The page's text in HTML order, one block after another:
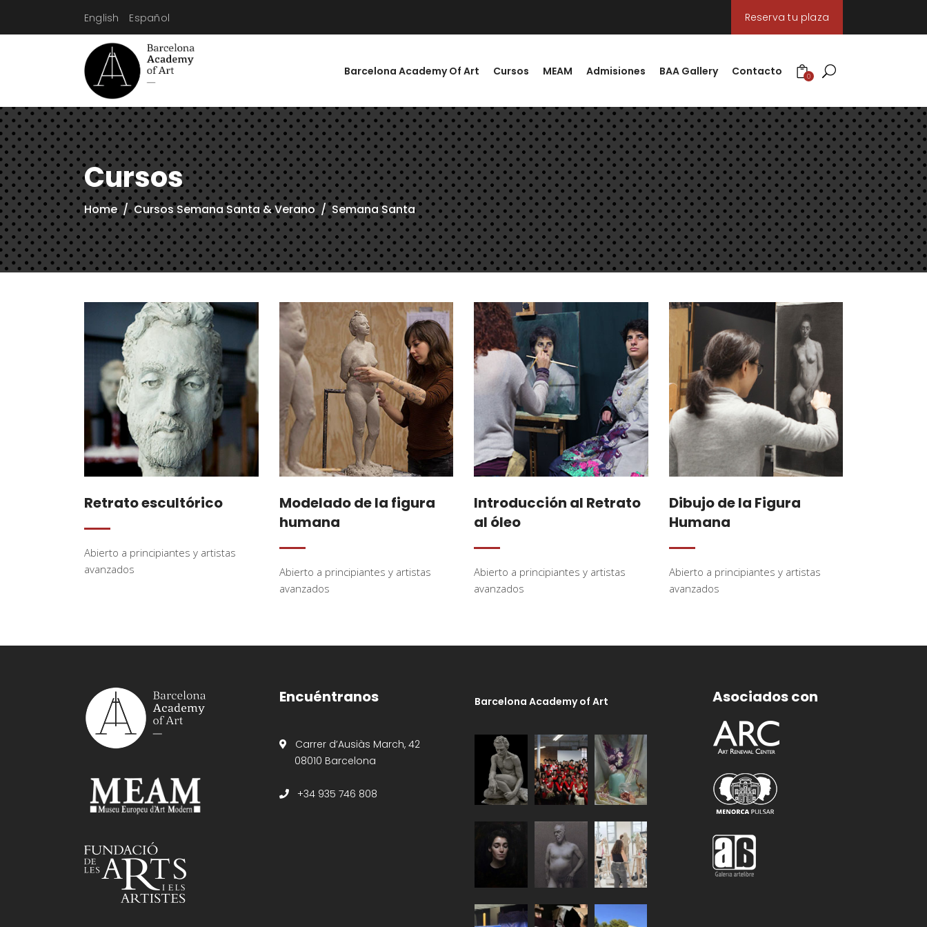
English Español Reserva tu plaza
Barcelona Academy Of Art Cursos MEAM Admisiones BAA Gallery Contacto 0
Cursos
Home/Cursos Semana Santa & Verano/Semana Santa
Retrato escultórico
Abierto a principiantes y artistas
avanzados
Modelado de la figura
humana
Abierto a principiantes y artistas
avanzados
Introducción al Retrato
al óleo
Abierto a principiantes y artistas
avanzados
Dibujo de la Figura
Humana
Abierto a principiantes y artistas
avanzados
Encuéntranos
Carrer d’Ausiàs March, 42
08010 Barcelona
+34 935 746 808
Barcelona Academy of Art Asociados con